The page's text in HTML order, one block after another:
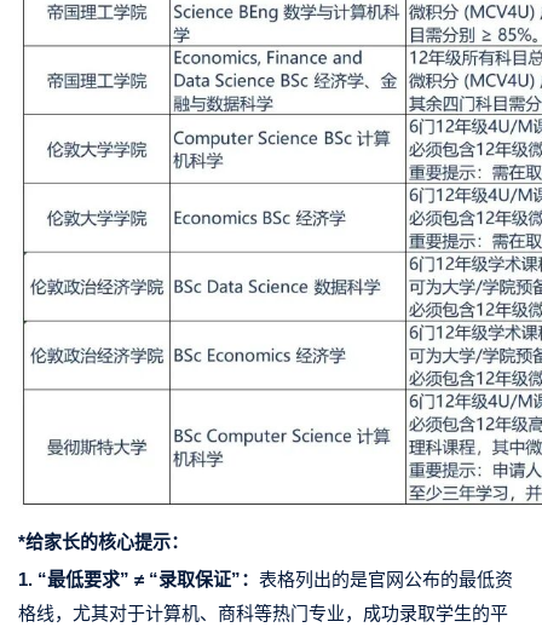
*给家长的核心提示：
1. “最低要求” ≠ “录取保证”： 表格列出的是官网公布的最低资
格线，尤其对于计算机、商科等热门专业，成功录取学生的平